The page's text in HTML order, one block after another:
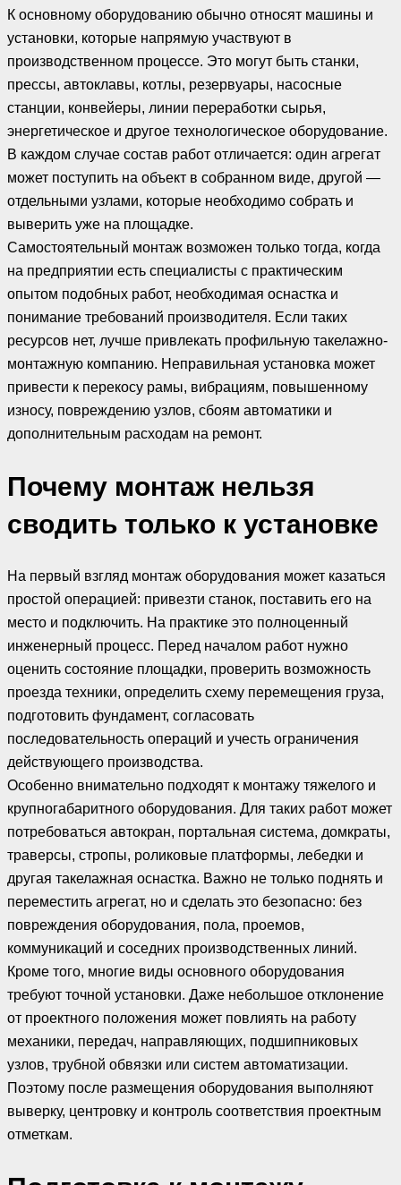
К основному оборудованию обычно относят машины и
установки, которые напрямую участвуют в
производственном процессе. Это могут быть станки,
прессы, автоклавы, котлы, резервуары, насосные
станции, конвейеры, линии переработки сырья,
энергетическое и другое технологическое оборудование.
В каждом случае состав работ отличается: один агрегат
может поступить на объект в собранном виде, другой —
отдельными узлами, которые необходимо собрать и
выверить уже на площадке.
Самостоятельный монтаж возможен только тогда, когда
на предприятии есть специалисты с практическим
опытом подобных работ, необходимая оснастка и
понимание требований производителя. Если таких
ресурсов нет, лучше привлекать профильную такелажно-
монтажную компанию. Неправильная установка может
привести к перекосу рамы, вибрациям, повышенному
износу, повреждению узлов, сбоям автоматики и
дополнительным расходам на ремонт.
Почему монтаж нельзя
сводить только к установке
На первый взгляд монтаж оборудования может казаться
простой операцией: привезти станок, поставить его на
место и подключить. На практике это полноценный
инженерный процесс. Перед началом работ нужно
оценить состояние площадки, проверить возможность
проезда техники, определить схему перемещения груза,
подготовить фундамент, согласовать
последовательность операций и учесть ограничения
действующего производства.
Особенно внимательно подходят к монтажу тяжелого и
крупногабаритного оборудования. Для таких работ может
потребоваться автокран, портальная система, домкраты,
траверсы, стропы, роликовые платформы, лебедки и
другая такелажная оснастка. Важно не только поднять и
переместить агрегат, но и сделать это безопасно: без
повреждения оборудования, пола, проемов,
коммуникаций и соседних производственных линий.
Кроме того, многие виды основного оборудования
требуют точной установки. Даже небольшое отклонение
от проектного положения может повлиять на работу
механики, передач, направляющих, подшипниковых
узлов, трубной обвязки или систем автоматизации.
Поэтому после размещения оборудования выполняют
выверку, центровку и контроль соответствия проектным
отметкам.